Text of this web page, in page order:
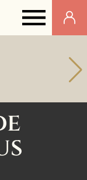
Elevage